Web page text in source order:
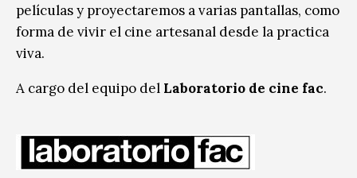
películas y proyectaremos a varias pantallas, como
forma de vivir el cine artesanal desde la practica
viva.
A cargo del equipo del Laboratorio de cine fac.